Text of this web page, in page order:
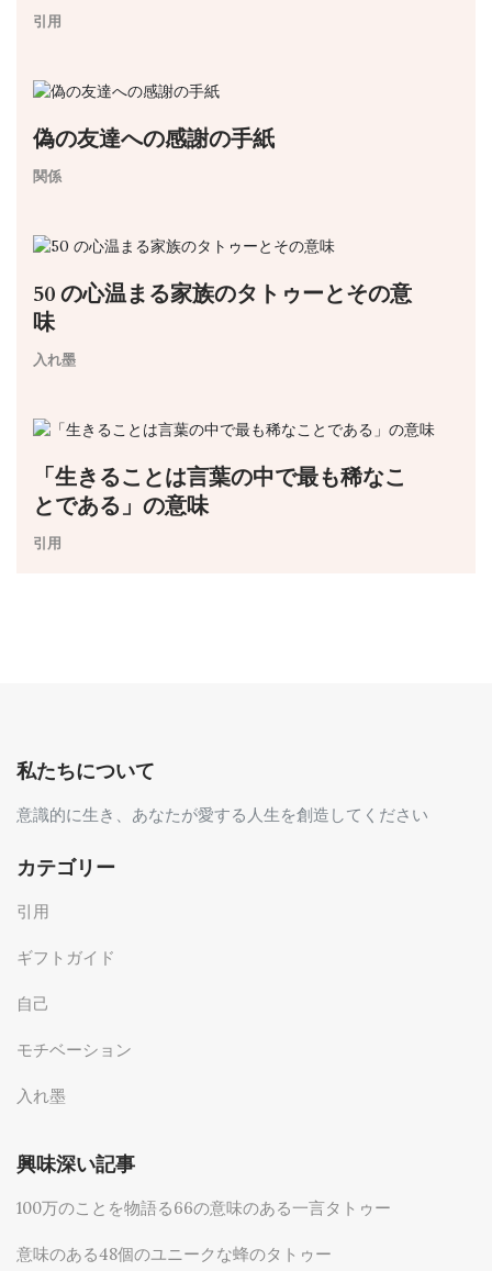
引用
偽の友達への感謝の手紙
関係
50 の心温まる家族のタトゥーとその意
味
入れ墨
「生きることは言葉の中で最も稀なこ
とである」の意味
引用
私たちについて
意識的に生き、あなたが愛する人生を創造してください
カテゴリー
引用
ギフトガイド
自己
モチベーション
入れ墨
興味深い記事
100万のことを物語る66の意味のある一言タトゥー
意味のある48個のユニークな蜂のタトゥー